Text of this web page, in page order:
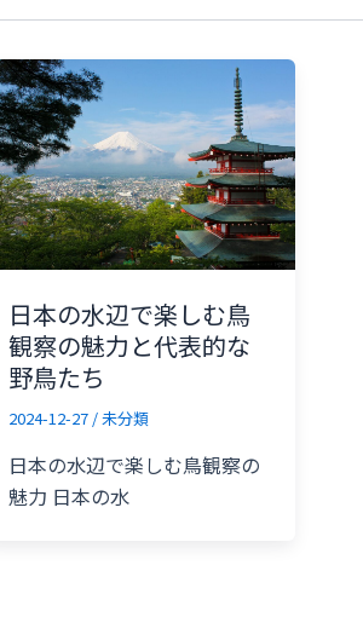
日本の水辺で楽しむ鳥
観察の魅力と代表的な
野鳥たち
2024-12-27 /未分類
日本の水辺で楽しむ鳥観察の
魅力 日本の水